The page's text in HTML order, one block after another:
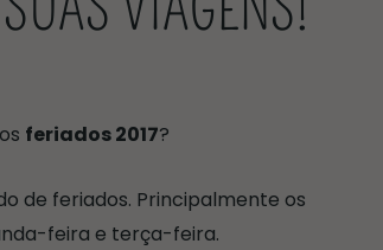
feriados 2017?
de feriados. Principalmente os
feira e terça-feira.